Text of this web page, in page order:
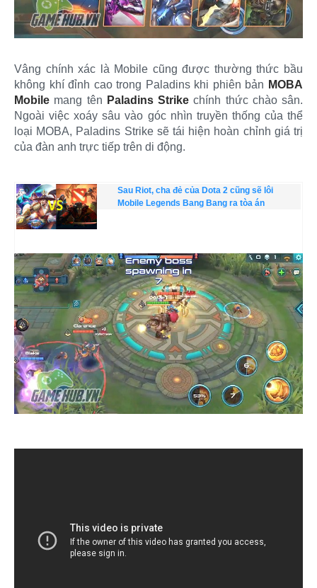
Vâng chính xác là Mobile cũng được thường thức bầu
không khí đỉnh cao trong Paladins khi phiên bản MOBA
Mobile mang tên Paladins Strike chính thức chào sân.
Ngoài việc xoáy sâu vào góc nhìn truyền thống của thể
loại MOBA, Paladins Strike sẽ tái hiện hoàn chỉnh giá trị
của đàn anh trực tiếp trên di động.
Sau Riot, cha đẻ của Dota 2 cũng sẽ lôi
Mobile Legends Bang Bang ra tòa án